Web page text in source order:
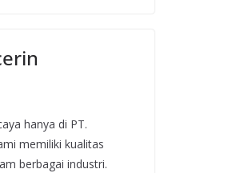
hanya di PT.
memiliki kualitas
berbagai industri.